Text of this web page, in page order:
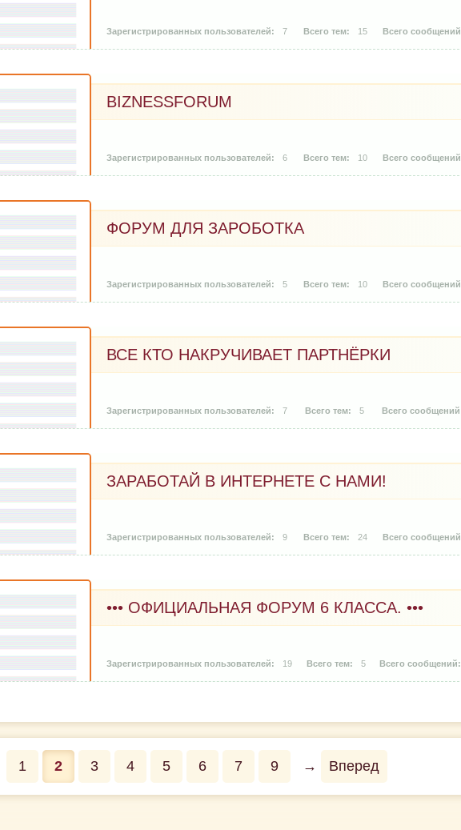
7 15
BIZNESSFORUM
6 10
ФОРУМ ДЛЯ ЗАРОБОТКА
5 10
ВСЕ КТО НАКРУЧИВАЕТ ПАРТНЁРКИ
7 5
ЗАРАБОТАЙ В ИНТЕРНЕТЕ С НАМИ!
9 24
••• ОФИЦИАЛЬНАЯ ФОРУМ 6 КЛАССА. •••
19 5
1 2 3 4 5 6 7 9 → Вперед